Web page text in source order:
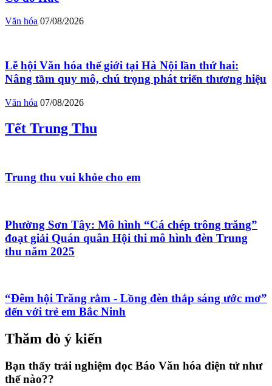
Văn hóa 07/08/2026
Lễ hội Văn hóa thế giới tại Hà Nội lần thứ hai:
Nâng tầm quy mô, chú trọng phát triển thương hiệu
Văn hóa 07/08/2026
Tết Trung Thu
Trung thu vui khỏe cho em
Phường Sơn Tây: Mô hình “Cá chép trông trăng”
đoạt giải Quán quân Hội thi mô hình đèn Trung
thu năm 2025
“Đêm hội Trăng rằm - Lồng đèn thắp sáng ước mơ”
đến với trẻ em Bắc Ninh
Thăm dò ý kiến
Bạn thấy trải nghiệm đọc Báo Văn hóa điện tử như
thế nào??